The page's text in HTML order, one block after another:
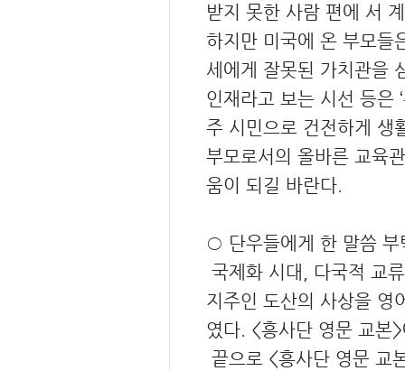
받지 못한 사람 편에 서
하지만 미국에 온 부모들
세에게 잘못된 가치관을
인재라고 보는 시선 등은
주 시민으로 건전하게 생
부모로서의 올바른 교육
움이 되길 바란다.
○ 단우들에게 한 말씀 부
국제화 시대, 다국적 교
지주인 도산의 사상을 영
였다. <흥사단 영문 교본
끝으로 <흥사단 영문 교